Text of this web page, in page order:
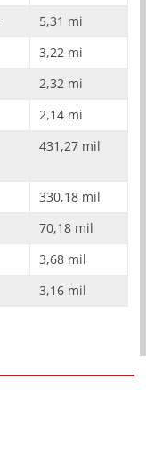
5,31 mi
3,22 mi
2,32 mi
2,14 mi
431,27 mil
330,18 mil
70,18 mil
3,68 mil
3,16 mil